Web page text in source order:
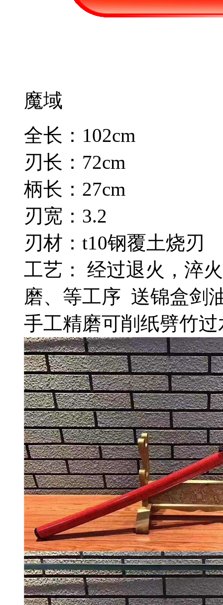
魔域
全长：102cm
刃长：72cm
柄长：27cm
刃宽：3.2
刃材：t10钢覆土烧刃
工艺： 经过退火，淬
磨、等工序 送锦盒剑
手工精磨可削纸劈竹过